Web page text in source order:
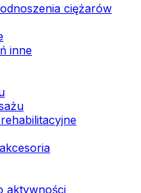
ciężarów
inne
aktywności